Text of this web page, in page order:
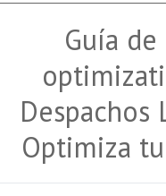
Guía
Despachos
Optimiza